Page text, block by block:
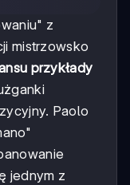
z
mistrzowsko
przykłady
Paolo
jednym z